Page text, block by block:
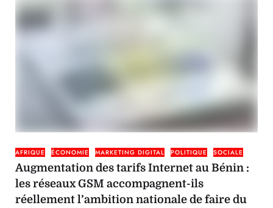
AFRIQUE ÉCONOMIE MARKETING DIGITAL POLITIQUE SOCIALE
Augmentation des tarifs Internet au Bénin :
les réseaux GSM accompagnent-ils
réellement l’ambition nationale de faire du